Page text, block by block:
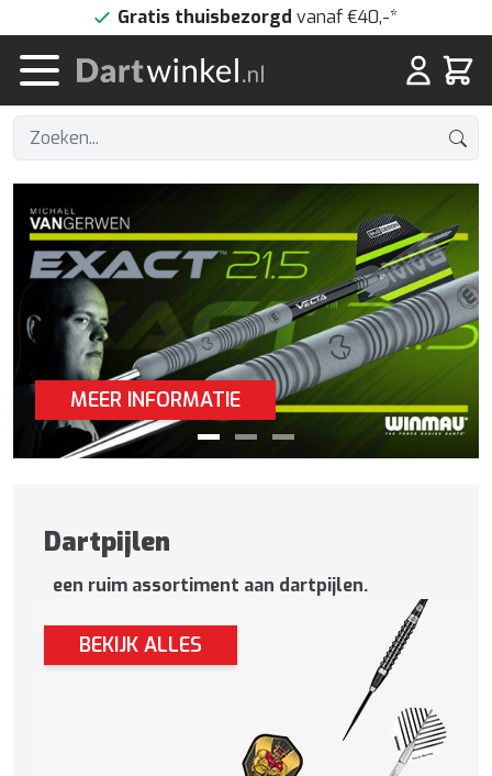
Doorgaan naar artikelGratis thuisbezorgd vanaf €40,-*
MEER INFORMATIE
Dartpijlen
een ruim assortiment aan dartpijlen.
BEKIJK ALLES